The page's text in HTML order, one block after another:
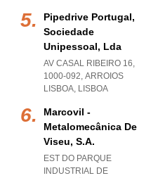
Pipedrive Portugal,
Sociedade
Unipessoal, Lda
AV CASAL RIBEIRO 16,
1000-092, ARROIOS
LISBOA, LISBOA
Marcovil -
Metalomecânica De
Viseu, S.a.
EST DO PARQUE
INDUSTRIAL DE